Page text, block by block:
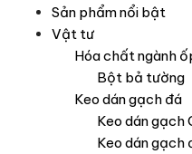
Sản phẩm nổi bật
Vật tư
Hóa chất ngành
Bột bả tường
Keo dán gạch đá
Keo dán gạch
Keo dán gạch